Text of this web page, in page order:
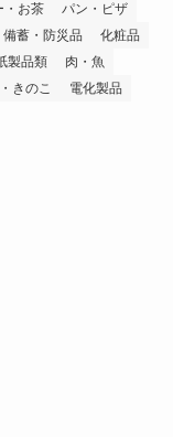
・お茶
パン・ピザ
備蓄・防災品
化粧品
製品類
肉・魚
きのこ
電化製品